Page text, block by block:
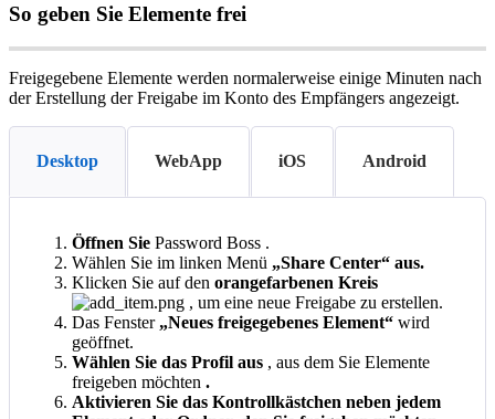
So geben Sie Elemente frei
Freigegebene Elemente werden normalerweise einige Minuten nach
der Erstellung der Freigabe im Konto des Empfängers angezeigt.
Desktop WebApp iOS Android
Öffnen Sie Password Boss .
Wählen Sie im linken Menü „Share Center“ aus.
Klicken Sie auf den orangefarbenen Kreis
, um eine neue Freigabe zu erstellen.
Das Fenster „Neues freigegebenes Element“ wird
geöffnet.
Wählen Sie das Profil aus , aus dem Sie Elemente
freigeben möchten .
Aktivieren Sie das Kontrollkästchen neben jedem